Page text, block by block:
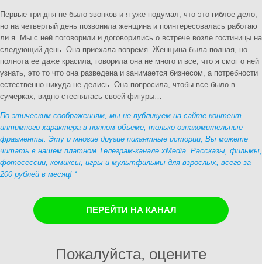
Первые три дня не было звонков и я уже подумал, что это гиблое дело,
но на четвертый день позвонила женщина и поинтересовалась работаю
ли я. Мы с ней поговорили и договорились о встрече возле гостиницы на
следующий день. Она приехала вовремя. Женщина была полная, но
полнота ее даже красила, говорила она не много и все, что я смог о ней
узнать, это то что она разведена и занимается бизнесом, а потребности
естественно никуда не делись. Она попросила, чтобы все было в
сумерках, видно стеснялась своей фигуры…
По этическим соображениям, мы не публикуем на сайте контент
интимного характера в полном объеме, только ознакомительные
фрагменты. Эту и многие другие пикантные истории, Вы можете
читать в нашем платном Телеграм-канале xMedia. Рассказы, фильмы,
фотосессии, комиксы, игры и мультфильмы для взрослых, всего за
200 рублей в месяц! *
ПЕРЕЙТИ НА КАНАЛ
Пожалуйста, оцените